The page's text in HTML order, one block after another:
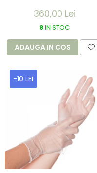
60x115cm - aluminiu
optic crom
360,00 Lei
8IN STOC
ADAUGA IN COS
-10 LEI